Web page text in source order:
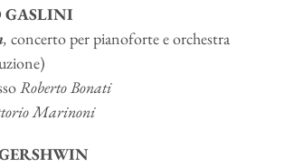
GASLINI
, concerto per pianoforte e orchestra
Roberto Bonati
Marinoni